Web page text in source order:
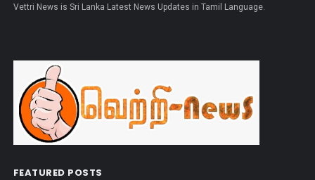
Vettri News is Sri Lanka Latest News Updates in Tamil Language.
FEATURED POSTS